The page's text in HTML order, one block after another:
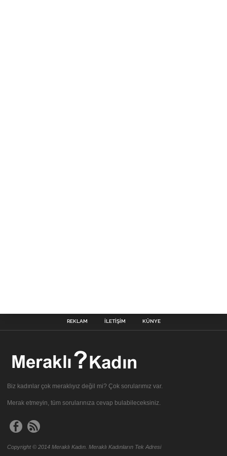
REKLAM İLETIŞIM KÜNYE
Biz kadınlar çok meraklıyız değil mi? Çok sorularımız var.
Merak etmeyin, tüm sorularınıza cevap bulabileceksiniz.
Copyright © 2014 Meraklı Kadın. Meraklı Kadınların Tek Adresi